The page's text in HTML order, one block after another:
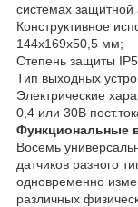
системах защитной
Конструктивное
144х169х50,5 мм;
Степень защиты
Тип выходных
Электрические
0,4 или 30В
Функциональные
Восемь
датчиков разного
одновременно
различных